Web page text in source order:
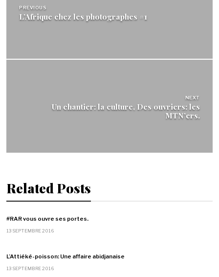
l’article
PREVIOUS
L’Afrique chez les photographes #1
NEXT
Un chantier: la culture, Des ouvriers: les
MTN’ers.
Related Posts
#RAR vous ouvre ses portes.
13 SEPTEMBRE 2016
L’Attiéké-poisson: Une affaire abidjanaise
13 SEPTEMBRE 2016